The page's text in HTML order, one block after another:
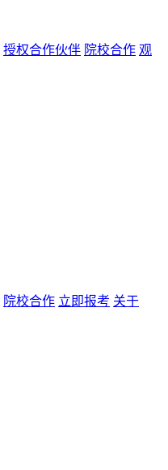
授权合作伙伴 院校合作 观
院校合作 立即报考 关于